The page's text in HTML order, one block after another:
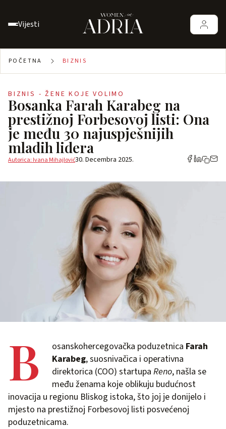
Vijesti
POČETNA BIZNIS
BIZNIS - ŽENE KOJE VOLIMO
Bosanka Farah Karabeg na
prestižnoj Forbesovoj listi: Ona
je među 30 najuspješnijih
mladih lidera
Autorica: Ivana Mihajlović30. Decembra 2025.
B osanskohercegovačka poduzetnica Farah
Karabeg, suosnivačica i operativna
direktorica (COO) startupa Reno, našla se
među ženama koje oblikuju budućnost
inovacija u regionu Bliskog istoka, što joj je donijelo i
mjesto na prestižnoj Forbesovoj listi posvećenoj
poduzetnicama.